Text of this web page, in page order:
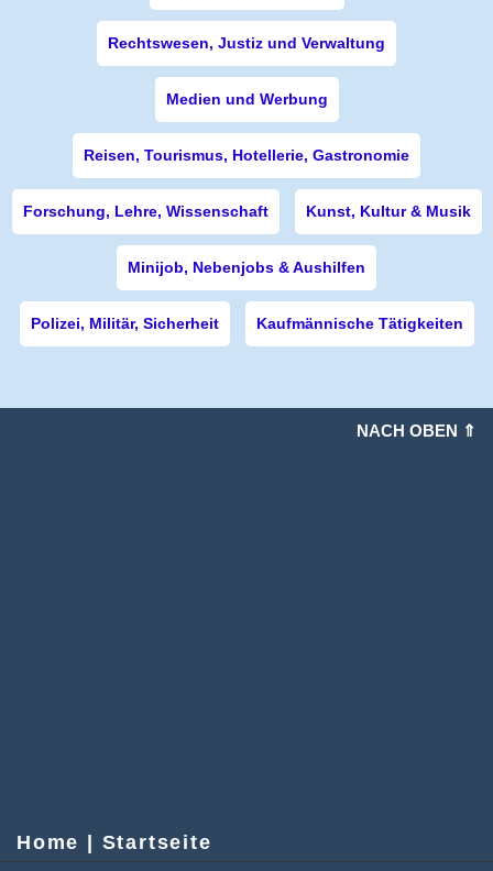
Rechtswesen, Justiz und Verwaltung
Medien und Werbung
Reisen, Tourismus, Hotellerie, Gastronomie
Forschung, Lehre, Wissenschaft Kunst, Kultur & Musik
Minijob, Nebenjobs & Aushilfen
Polizei, Militär, Sicherheit Kaufmännische Tätigkeiten
NACH OBEN ⇑
Home | Startseite